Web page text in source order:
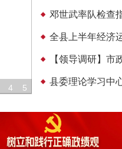
县委理论学习中心
4 5
邓世武率队检查
全县上半年经济
【领导调研】
县委理论学习中